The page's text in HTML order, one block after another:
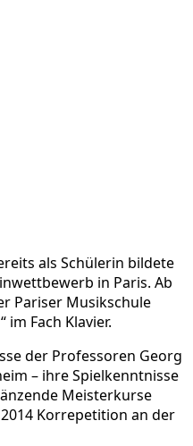
als Schülerin bildete
in Paris. Ab
Pariser Musikschule
im Fach Klavier.
der Professoren Georg
– ihre Spielkenntnisse
Meisterkurse
Korrepetition an der